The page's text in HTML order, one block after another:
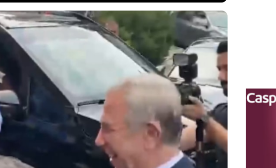
İYİ Parti Genel Başkanı Müsavat Dervişoğlu'nun Ankara
Büyükşehir Belediye Başkanı Mansur Yavaş'a araca kadar
eşlik etme ısrarı üzerine aralarında gerçekleşen diyalog
dikkat çekti.